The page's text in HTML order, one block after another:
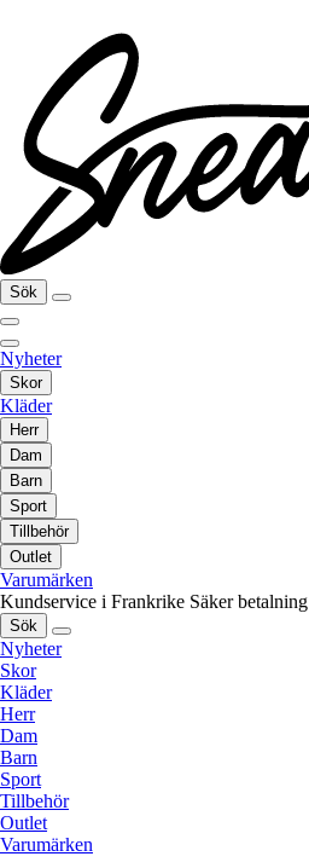
Sök
Nyheter
Skor
Kläder
Herr
Dam
Barn
Sport
Tillbehör
Outlet
Varumärken
Kundservice i Frankrike Säker betalning
Sök
Nyheter
Skor
Kläder
Herr
Dam
Barn
Sport
Tillbehör
Outlet
Varumärken